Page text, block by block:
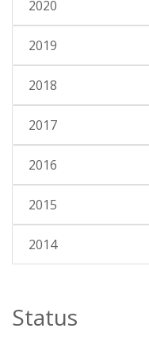
2020
2019
2018
2017
2016
2015
2014
Status